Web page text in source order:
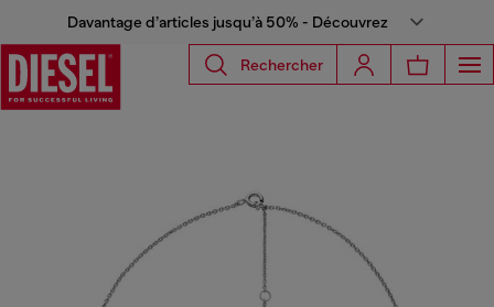
Davantage d’articles jusqu’à 50% - Découvrez
Rechercher